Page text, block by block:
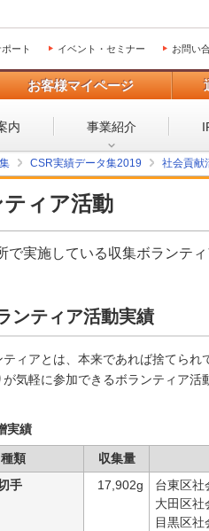
ート イベント・セミナー お問い
お客様マイページ
内 事業紹介
CSR実績データ集2019 社会貢献
ィア活動
で実施している収集ボランテ
ンティア活動実績
ティアとは、本来であれば捨てら
気軽に参加できるボランティア
実績
種類 収集量
手
17,902g
台東区社
大田区社
目黒区社